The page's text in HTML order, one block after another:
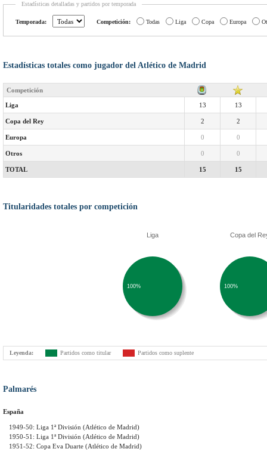
Estadísticas detalladas y partidos por temporada
Temporada: Competición: Todas Liga Copa Europa
Estadísticas totales como jugador del Atlético de Madrid
Competición
Liga 13 13
Copa del Rey 2 2
Europa 0 0
Otros 0 0
TOTAL 15 15
Titularidades totales por competición
Liga
100%
Copa del
100%
Leyenda: Partidos como titular Partidos como suplente
Palmarés
España
1949-50: Liga 1ª División (Atlético de Madrid)
1950-51: Liga 1ª División (Atlético de Madrid)
1951-52: Copa Eva Duarte (Atlético de Madrid)